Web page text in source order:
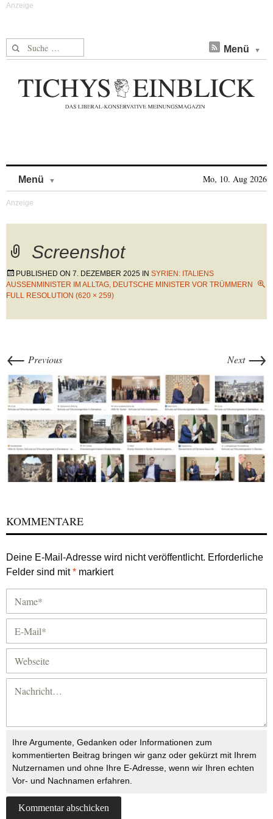
Suche nach: Menü
Menü Mo, 10. Aug 2026
Screenshot
PUBLISHED ON 7. DEZEMBER 2025 IN SYRIEN: ITALIENS
AUSSENMINISTER IM ALLTAG, DEUTSCHE MINISTER VOR TRÜMMERN
FULL RESOLUTION (620 × 259)
← Previous Next →
KOMMENTARE
Deine E-Mail-Adresse wird nicht veröffentlicht. Erforderliche
Felder sind mit* markiert
Ihre Argumente, Gedanken oder Informationen zum
kommentierten Beitrag bringen wir ganz oder gekürzt mit Ihrem
Nutzernamen und ohne Ihre E-Adresse, wenn wir Ihren echten
Vor- und Nachnamen erfahren.